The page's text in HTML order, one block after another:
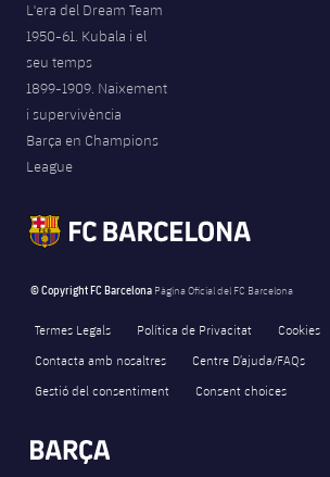
L'era del Dream Team
1950-61. Kubala i el
seu temps
1899-1909. Naixement
i supervivència
Barça en Champions
League
© Copyright FC Barcelona Pàgina Oficial del FC Barcelona
Termes Legals Política de Privacitat Cookies
Contacta amb nosaltres
Centre D’ajuda/FAQs
Gestió del consentiment
Consent choices